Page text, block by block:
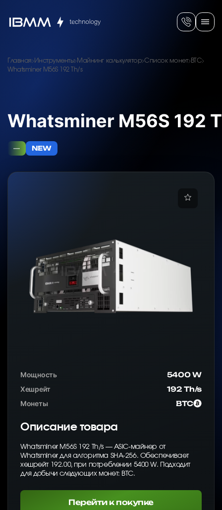
Главная Инструменты Майнинг калькулятор Список монет BTC
Whatsminer M56S 192 Th/s
Whatsminer M56S 192
— NEW
Мощность
5400 W
Хешрейт
192 Th/s
Монеты
BTC
Описание товара
Whatsminer M56S 192 Th/s — ASIC-майнер от
Whatsminer для алгоритма SHA-256. Обеспечивает
хешрейт 192.00, при потреблении 5400 W. Подходит
для добычи следующих монет: BTC.
Перейти к покупке